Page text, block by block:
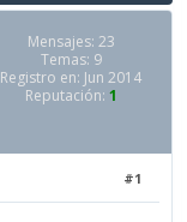
Mensajes: 23
Temas: 9
Registro en: Jun 2014
Reputación: 1
#1